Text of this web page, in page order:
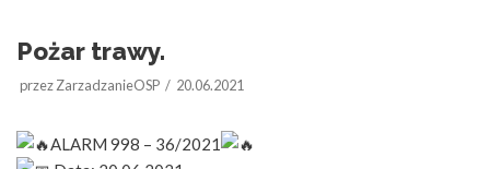
Pożar trawy.
przezZarzadzanieOSP 20.06.2021
ALARM 998 – 36/2021